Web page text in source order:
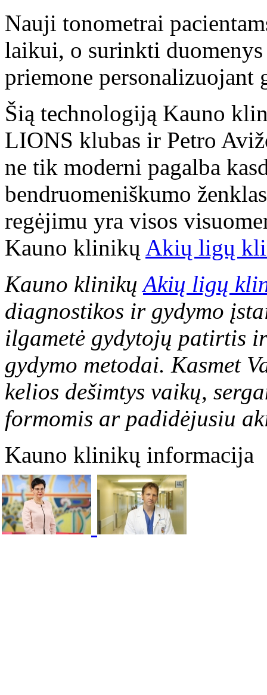
Nauji tonometrai
laikui, o surinkti
priemone
Šią technologiją Kauno
LIONS klubas ir Petro
ne tik moderni pagalba
bendruomeniškumo
regėjimu yra visos
Kauno klinikų Akių ligų
Kauno klinikųAkių ligų
diagnostikos ir gydymo
ilgametė gydytojų patirtis
gydymo metodai. Kasmet
kelios dešimtys vaikų,
formomis ar padidėjusiu
Kauno klinikų informacija